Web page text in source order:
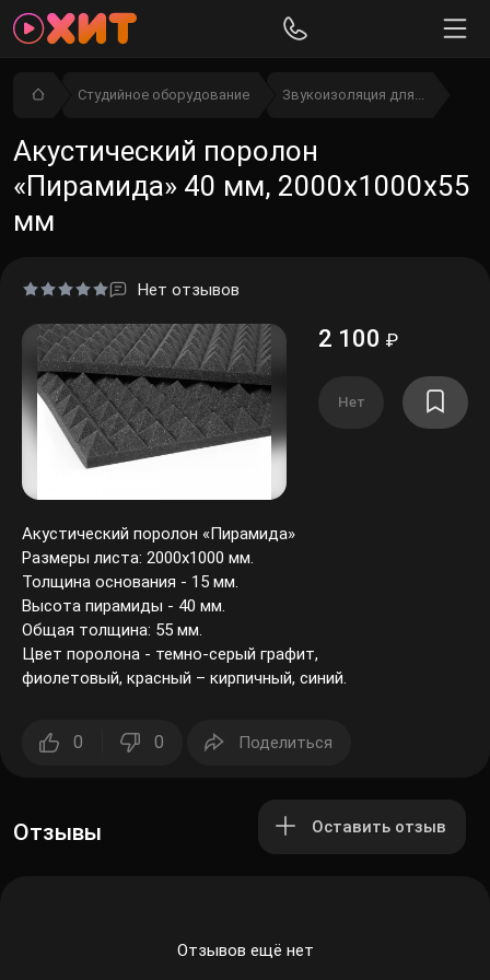
Студийное оборудование Звукоизоляция для...
Акустический поролон
«Пирамида» 40 мм, 2000х1000х55
мм
Нет отзывов
2 100 ₽
Нет
Акустический поролон «Пирамида»
Размеры листа: 2000х1000 мм.
Толщина основания - 15 мм.
Высота пирамиды - 40 мм.
Общая толщина: 55 мм.
Цвет поролона - темно-серый графит,
фиолетовый, красный – кирпичный, синий.
0 0 Поделиться
Отзывы Оставить отзыв
Отзывов ещё нет